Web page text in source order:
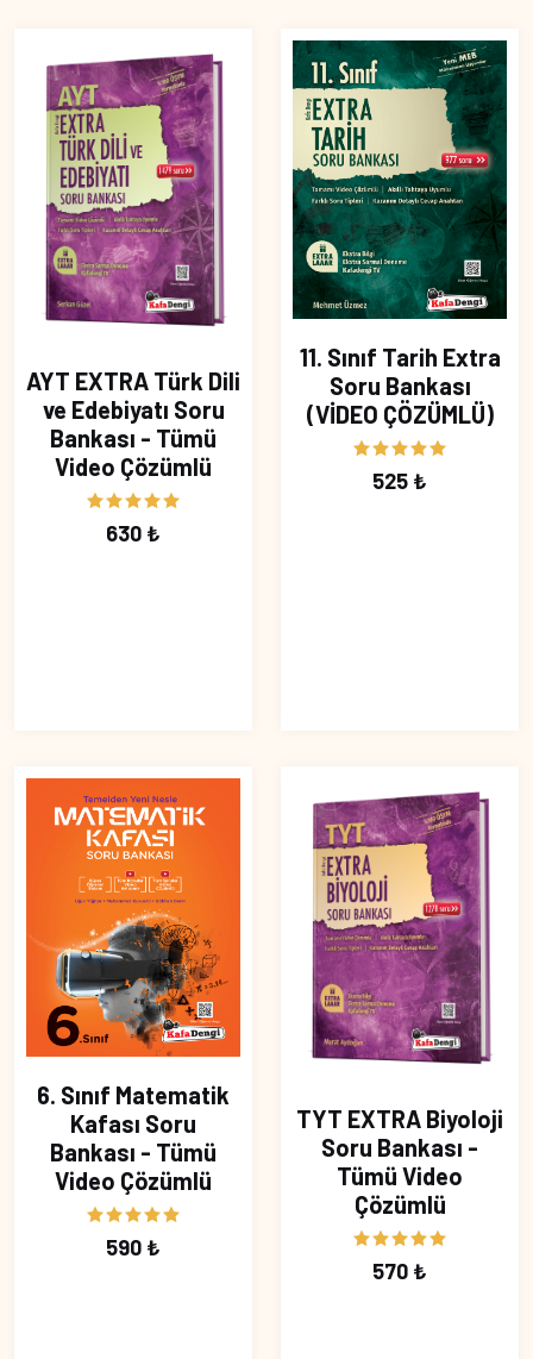
AYT EXTRA Türk Dili
ve Edebiyatı Soru
Bankası - Tümü
Video Çözümlü
630 ₺
11. Sınıf Tarih Extra
Soru Bankası
(VİDEO ÇÖZÜMLÜ)
525 ₺
6. Sınıf Matematik
Kafası Soru
Bankası - Tümü
Video Çözümlü
590 ₺
TYT EXTRA Biyoloji
Soru Bankası -
Tümü Video
Çözümlü
570 ₺